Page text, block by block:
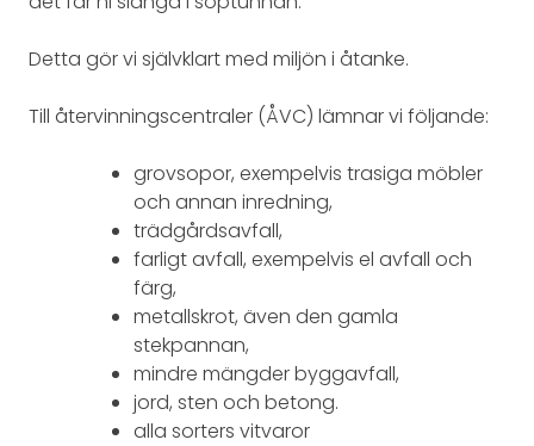
Detta gör vi självklart med miljön i åtanke.
Till återvinningscentraler (ÅVC) lämnar vi följande:
grovsopor, exempelvis trasiga möbler
och annan inredning,
trädgårdsavfall,
farligt avfall, exempelvis el avfall och
färg,
metallskrot, även den gamla
stekpannan,
mindre mängder byggavfall,
jord, sten och betong.
alla sorters vitvaror